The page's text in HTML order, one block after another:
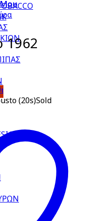
Μου
1962
Sold